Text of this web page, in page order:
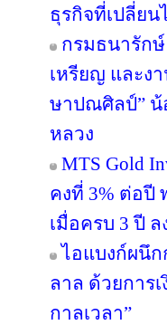
ธุรกิจที่เปลี่ยน
กรมธนารัก
เหรียญ และง
ษาปณศิลป์”
หลวง
MTS Gold
คงที่ 3% ต่อปี
เมื่อครบ 3 ปี
ไอแบงก์ผนึ
ลาล ด้วยการ
กาลเวลา”